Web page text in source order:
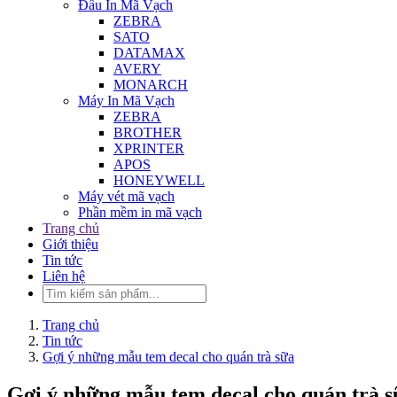
Đầu In Mã Vạch
ZEBRA
SATO
DATAMAX
AVERY
MONARCH
Máy In Mã Vạch
ZEBRA
BROTHER
XPRINTER
APOS
HONEYWELL
Máy vét mã vạch
Phần mềm in mã vạch
Trang chủ
Giới thiệu
Tin tức
Liên hệ
Trang chủ
Tin tức
Gợi ý những mẫu tem decal cho quán trà sữa